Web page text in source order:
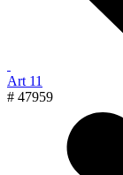
Art 11
# 47959